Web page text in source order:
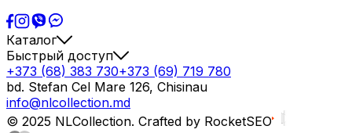
Каталог
Быстрый доступ
+373 (68) 383 730+373 (69) 719 780
bd. Stefan Cel Mare 126, Chisinau
info@nlcollection.md
© 2025 NLCollection. Crafted by RocketSEO